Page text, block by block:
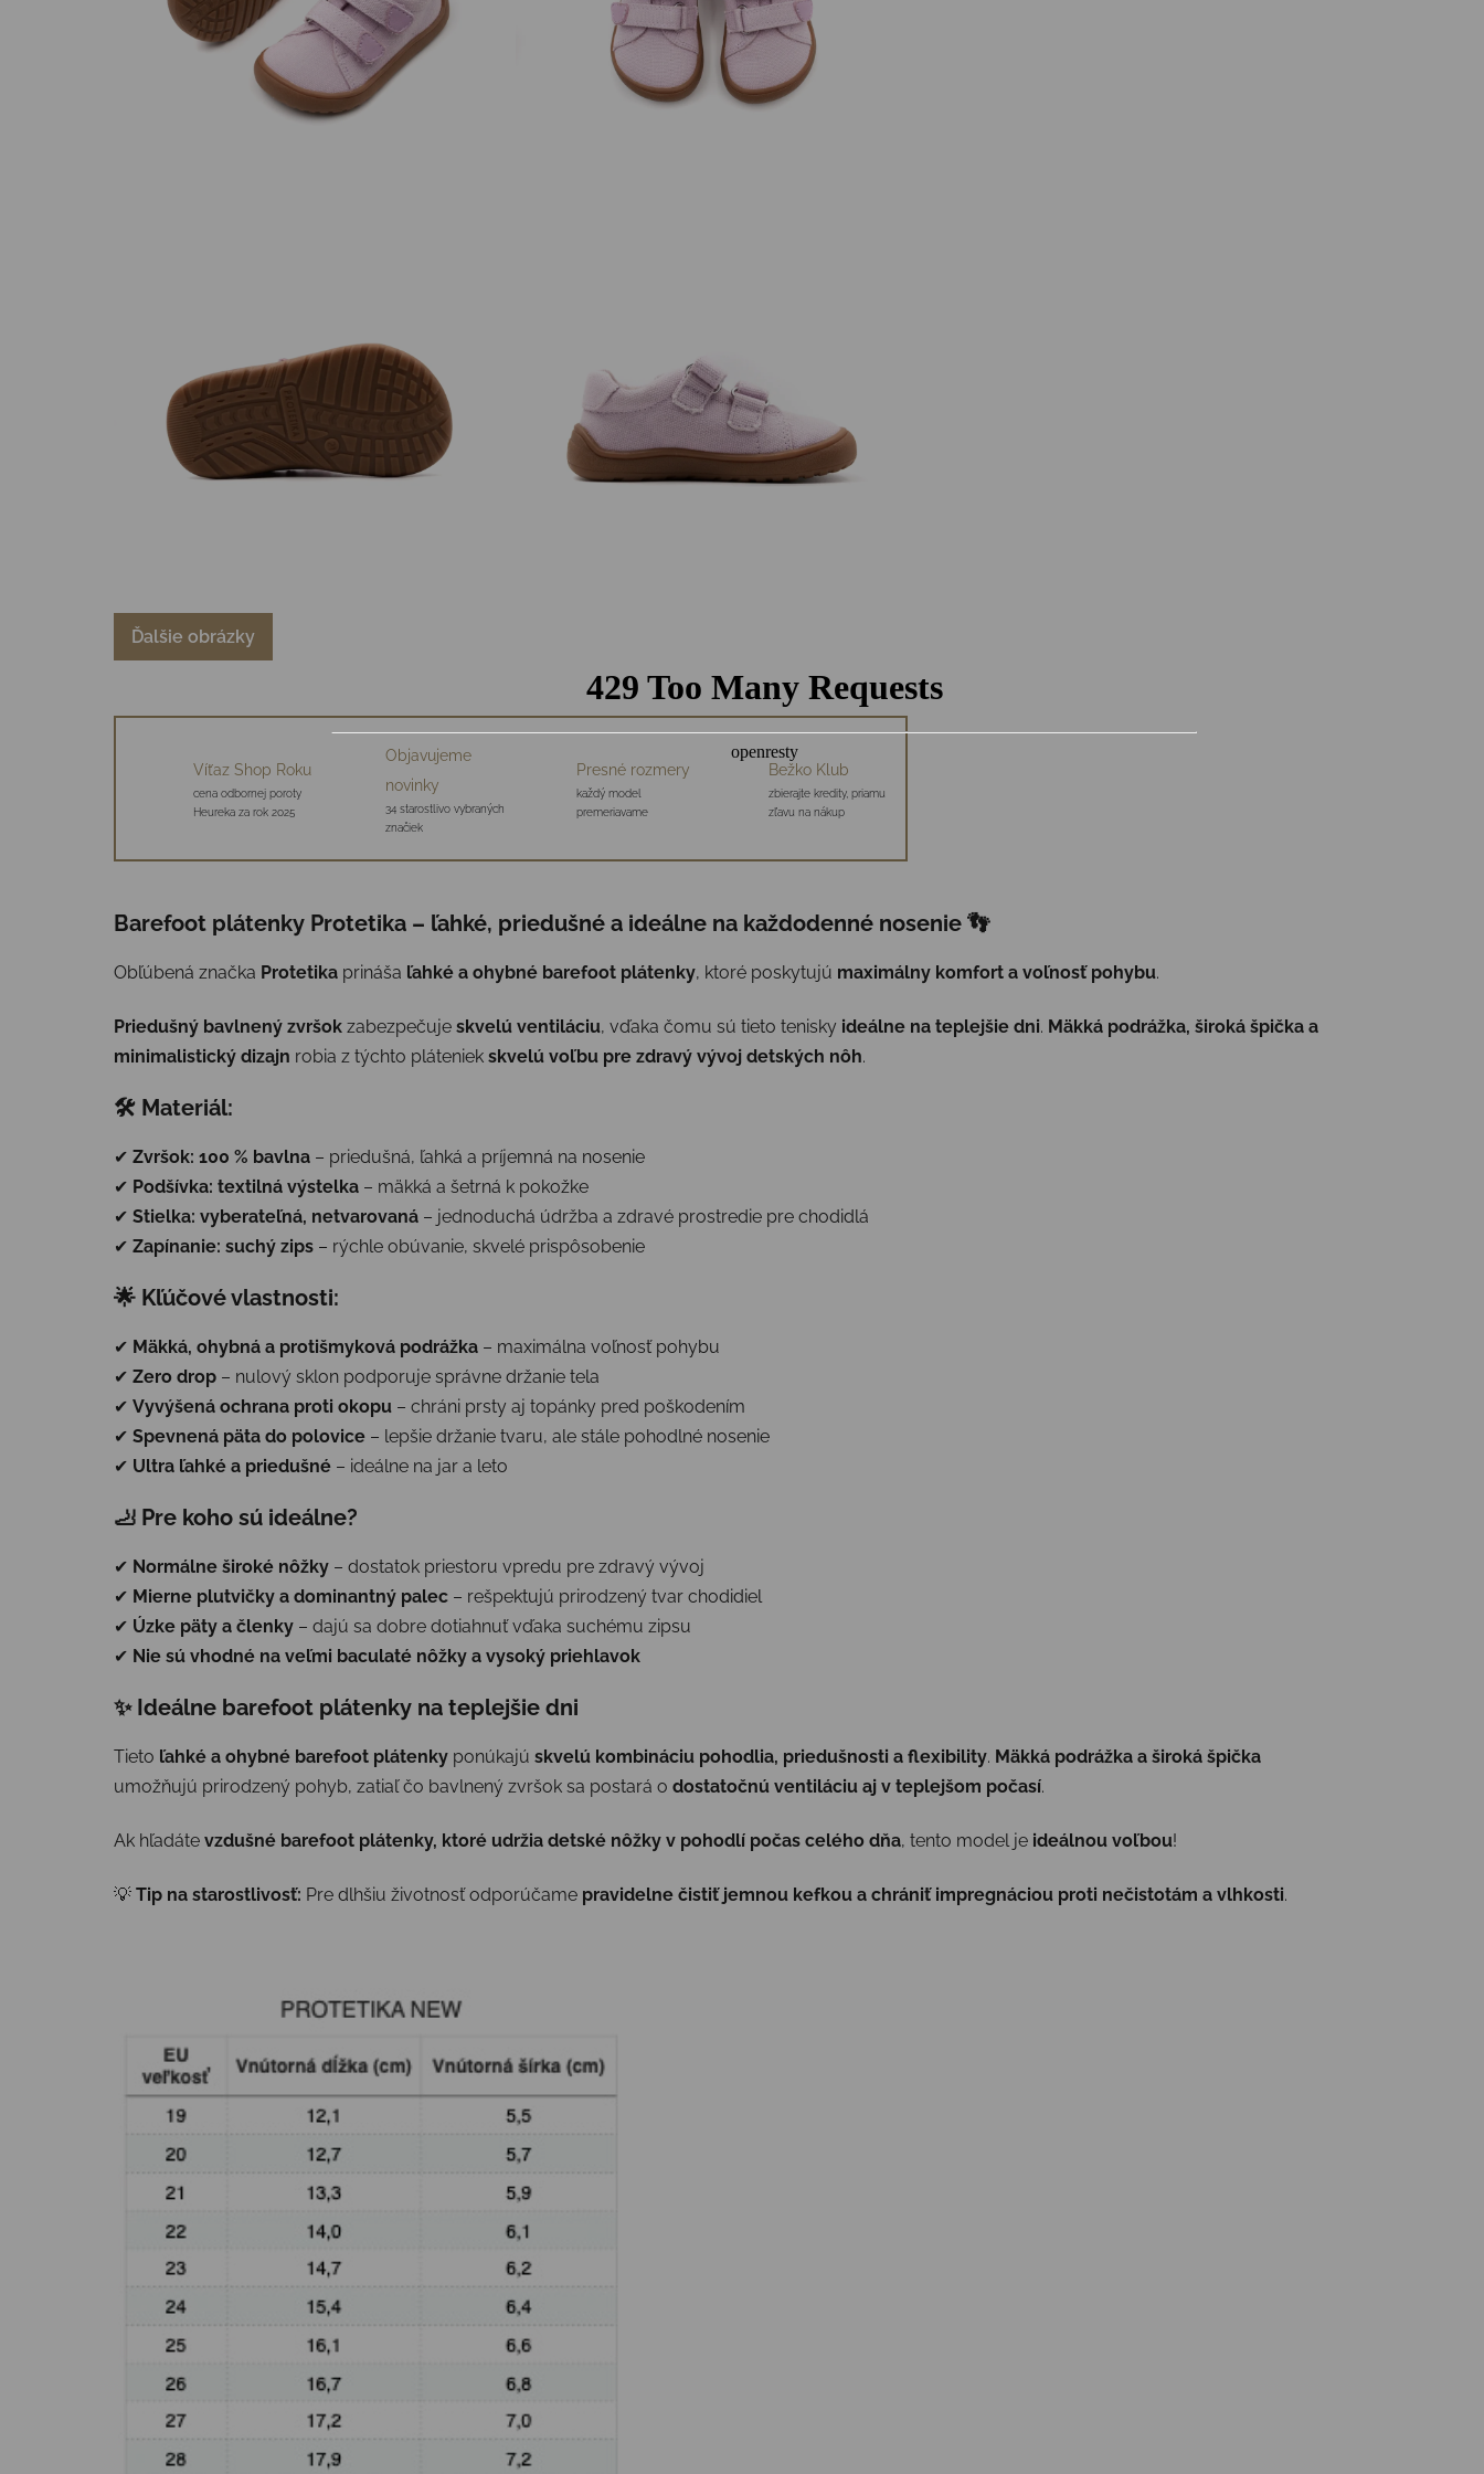
Ďalšie obrázky
Víťaz Shop Roku
cena odbornej poroty
Heureka za rok 2025
Objavujeme
novinky
34 starostlivo vybraných
značiek
Presné rozmery
každý model
premeriavame
Bežko Klub
zbierajte kredity, priamu
zľavu na nákup
Barefoot plátenky Protetika – ľahké, priedušné a ideálne na každodenné nosenie 👣
Obľúbená značka Protetika prináša ľahké a ohybné barefoot plátenky, ktoré poskytujú maximálny komfort a voľnosť pohybu.
Priedušný bavlnený zvršok zabezpečuje skvelú ventiláciu, vďaka čomu sú tieto tenisky ideálne na teplejšie dni. Mäkká podrážka, široká špička a
minimalistický dizajn robia z týchto pláteniek skvelú voľbu pre zdravý vývoj detských nôh.
🛠 Materiál:
✔ Zvršok: 100 % bavlna – priedušná, ľahká a príjemná na nosenie
✔ Podšívka: textilná výstelka – mäkká a šetrná k pokožke
✔ Stielka: vyberateľná, netvarovaná – jednoduchá údržba a zdravé prostredie pre chodidlá
✔ Zapínanie: suchý zips – rýchle obúvanie, skvelé prispôsobenie
🌟 Kľúčové vlastnosti:
✔ Mäkká, ohybná a protišmyková podrážka – maximálna voľnosť pohybu
✔ Zero drop – nulový sklon podporuje správne držanie tela
✔ Vyvýšená ochrana proti okopu – chráni prsty aj topánky pred poškodením
✔ Spevnená päta do polovice – lepšie držanie tvaru, ale stále pohodlné nosenie
✔ Ultra ľahké a priedušné – ideálne na jar a leto
🦶 Pre koho sú ideálne?
✔ Normálne široké nôžky – dostatok priestoru vpredu pre zdravý vývoj
✔ Mierne plutvičky a dominantný palec – rešpektujú prirodzený tvar chodidiel
✔ Úzke päty a členky – dajú sa dobre dotiahnuť vďaka suchému zipsu
✔ Nie sú vhodné na veľmi baculaté nôžky a vysoký priehlavok
✨ Ideálne barefoot plátenky na teplejšie dni
Tieto ľahké a ohybné barefoot plátenky ponúkajú skvelú kombináciu pohodlia, priedušnosti a flexibility. Mäkká podrážka a široká špička
umožňujú prirodzený pohyb, zatiaľ čo bavlnený zvršok sa postará o dostatočnú ventiláciu aj v teplejšom počasí.
Ak hľadáte vzdušné barefoot plátenky, ktoré udržia detské nôžky v pohodlí počas celého dňa, tento model je ideálnou voľbou!
💡 Tip na starostlivosť: Pre dlhšiu životnosť odporúčame pravidelne čistiť jemnou kefkou a chrániť impregnáciou proti nečistotám a vlhkosti.